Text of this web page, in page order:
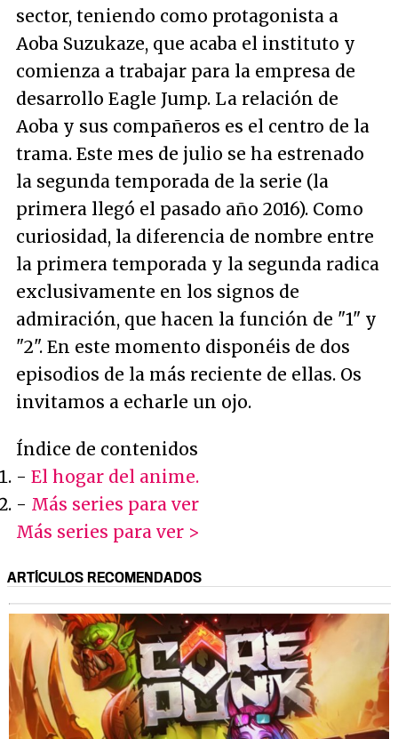
sector, teniendo como protagonista a
Aoba Suzukaze, que acaba el instituto y
comienza a trabajar para la empresa de
desarrollo Eagle Jump. La relación de
Aoba y sus compañeros es el centro de la
trama. Este mes de julio se ha estrenado
la segunda temporada de la serie (la
primera llegó el pasado año 2016). Como
curiosidad, la diferencia de nombre entre
la primera temporada y la segunda radica
exclusivamente en los signos de
admiración, que hacen la función de "1" y
"2". En este momento disponéis de dos
episodios de la más reciente de ellas. Os
invitamos a echarle un ojo.
Índice de contenidos
- El hogar del anime.
- Más series para ver
Más series para ver >
ARTÍCULOS RECOMENDADOS